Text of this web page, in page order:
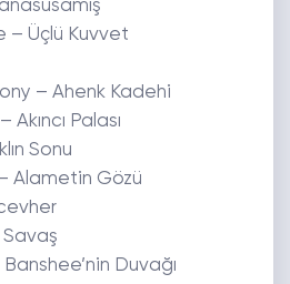
– Üçlü Kuvvet
– Ahenk Kadehi
Palası
Sonu
Alametin Gözü
Duvağı